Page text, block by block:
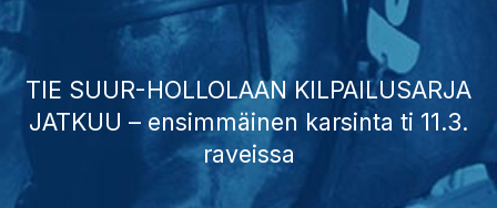
TIE SUUR-HOLLOLAAN KILPAILUSARJA
JATKUU – ensimmäinen karsinta ti 11.3.
raveissa